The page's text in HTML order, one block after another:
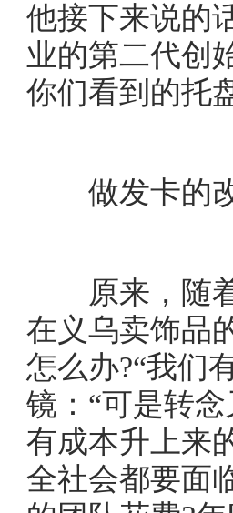
他接下来说的
业的第二代创
你们看到的托
做发卡的改
原来，随着
在义乌卖饰品
怎么办?“我们
镜：“可是转
有成本升上来
全社会都要面